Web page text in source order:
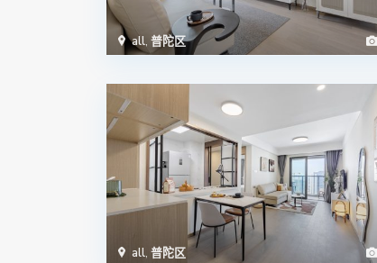
all, 普陀区
all, 普陀区